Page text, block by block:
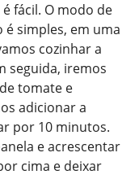
fácil. O modo de
simples, em uma
cozinhar a
seguida, iremos
tomate e
adicionar a
por 10 minutos.
e acrescentar
cima e deixar